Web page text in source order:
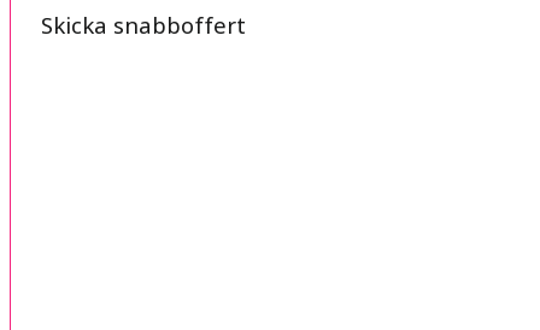
Skicka snabboffert